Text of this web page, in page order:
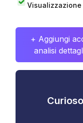
+ Aggiungi
analisi